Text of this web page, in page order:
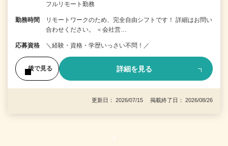
フルリモート勤務
勤務時間
リモートワークのため、完全自由シフトです！ 詳細はお問い
合わせください。 ＜会社営…
応募資格 ＼経験・資格・学歴いっさい不問！／
後で見る 詳細を見る
更新日： 2026/07/15 掲載終了日： 2026/08/26
1